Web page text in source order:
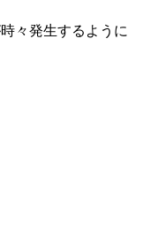
々発生するように